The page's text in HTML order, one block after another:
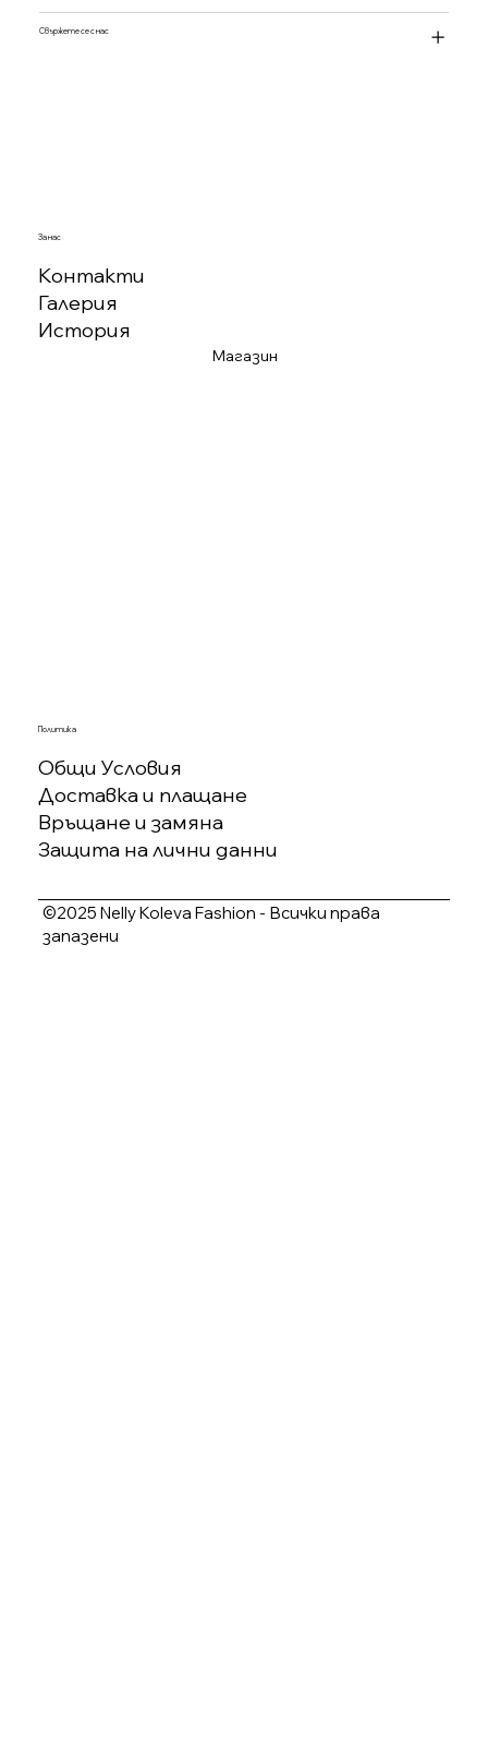
Свържете се с нас
За нас
Контакти
Галерия
История
Магазин
Политика
Общи Условия
Доставка и плащане
Връщане и замяна
Защита на лични данни
©2025 Nelly Koleva Fashion - Всички права
запазени